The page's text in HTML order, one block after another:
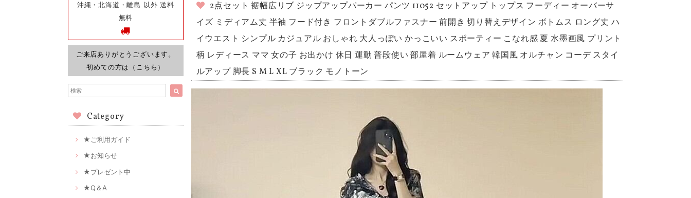
沖縄・北海道・離島 以外 送料
無料
ご来店ありがとうございます。
初めての方は（こちら）
Category
★ご利用ガイド
★お知らせ
★プレゼント中
★Q＆A
2点セット 裾幅広リブ ジップアップパーカー パンツ 11052 セットアップ トップス フーディー オーバーサ
イズ ミディアム丈 半袖 フード付き フロントダブルファスナー 前開き 切り替えデザイン ボトムス ロング丈 ハ
イウエスト シンプル カジュアル おしゃれ 大人っぽい かっこいい スポーティー こなれ感 夏 水墨画風 プリント
柄 レディース ママ 女の子 お出かけ 休日 運動 普段使い 部屋着 ルームウェア 韓国風 オルチャン コーデ スタイ
ルアップ 脚長 S M L XL ブラック モノトーン